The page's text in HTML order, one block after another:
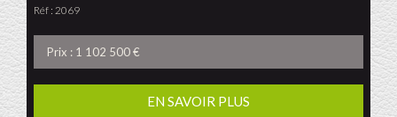
Réf : 2069
Prix : 1 102 500 €
EN SAVOIR PLUS